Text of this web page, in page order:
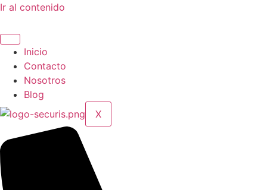
Ir al contenido
Inicio
Contacto
Nosotros
Blog
X